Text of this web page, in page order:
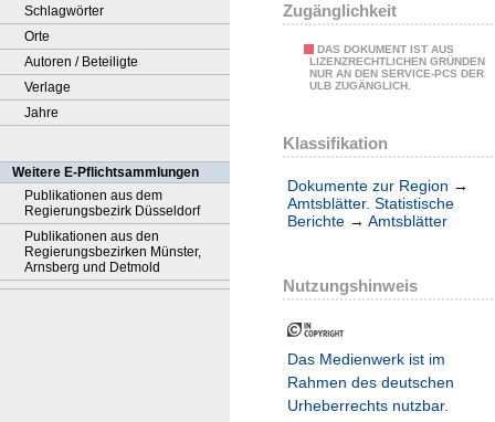
Schlagwörter
Orte
Autoren / Beteiligte
Verlage
Jahre
Weitere E-Pflichtsammlungen
Publikationen aus dem
Regierungsbezirk Düsseldorf
Publikationen aus den
Regierungsbezirken Münster,
Arnsberg und Detmold
Zugänglichkeit
DAS DOKUMENT IST AUS
LIZENZRECHTLICHEN GRÜNDEN
NUR AN DEN SERVICE-PCS DER
ULB ZUGÄNGLICH.
Klassifikation
Dokumente zur Region →
Amtsblätter. Statistische
Berichte → Amtsblätter
Nutzungshinweis
Das Medienwerk ist im
Rahmen des deutschen
Urheberrechts nutzbar.